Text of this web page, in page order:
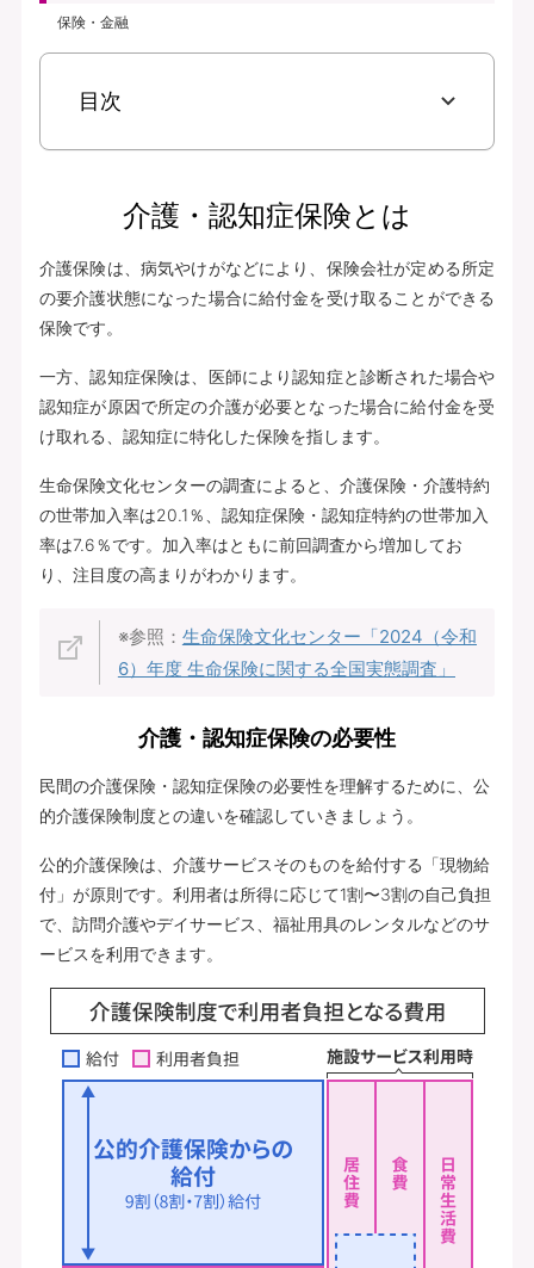
保険・金融
目次
介護・認知症保険とは
介護保険は、病気やけがなどにより、保険会社が定める所定
の要介護状態になった場合に給付金を受け取ることができる
保険です。
一方、認知症保険は、医師により認知症と診断された場合や
認知症が原因で所定の介護が必要となった場合に給付金を受
け取れる、認知症に特化した保険を指します。
生命保険文化センターの調査によると、介護保険・介護特約
の世帯加入率は20.1％、認知症保険・認知症特約の世帯加入
率は7.6％です。加入率はともに前回調査から増加してお
り、注目度の高まりがわかります。
※参照： 生命保険文化センター「2024（令和
6）年度 生命保険に関する全国実態調査」
介護・認知症保険の必要性
民間の介護保険・認知症保険の必要性を理解するために、公
的介護保険制度との違いを確認していきましょう。
公的介護保険は、介護サービスそのものを給付する「現物給
付」が原則です。利用者は所得に応じて1割〜3割の自己負担
で、訪問介護やデイサービス、福祉用具のレンタルなどのサ
ービスを利用できます。